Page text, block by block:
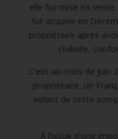
elle fut mise en vente
fut acquise en
propriétaire après
civilisée,
C’est au mois de Juin
propriétaire, un
volant de cette
À l’issue d’une